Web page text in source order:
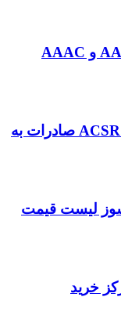
هادی آلومینیومی هوایی 50*1 AAC و AAAC
هادی هوایی آلومینیومی AAC و ACSR صادرات به
لاستیکی نسوز لیست قیمت